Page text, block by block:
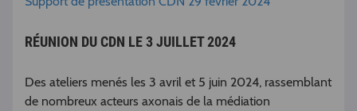
RÉUNION DU CDN LE 3 JUILLET 2024
Des ateliers menés les 3 avril et 5 juin 2024, rassemblant
de nombreux acteurs axonais de la médiation